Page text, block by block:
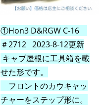
①Hon3 D&RGW C-16
＃2712 2023-8-12更新
キャブ屋根に工具箱を載
せた形です。
フロントのカウキャッ
チャーをステップ形に。